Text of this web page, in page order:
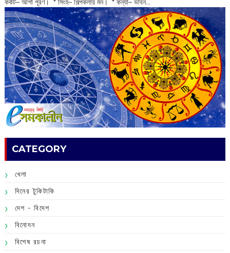
কর্কট– আশা পূরণ। * সিংহ– শিল্পকলায় মন। * কন্যা– ভাবন...
CATEGORY
খেলা
দিনের টুকিটাকি
দেশ - বিদেশ
বিনোদন
বিশেষ রচনা